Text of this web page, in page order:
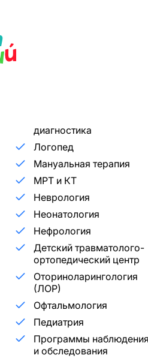
диагностика
Логопед
Мануальная терапия
МРТ и КТ
Неврология
Неонатология
Нефрология
Детский травматолого-
ортопедический центр
Оториноларингология
(ЛОР)
Офтальмология
Педиатрия
Программы наблюдения
и обследования